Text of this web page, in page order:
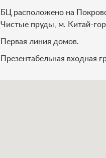
БЦ расположено на
Чистые пруды, м. Китай-
Первая линия домов.
Презентабельная входная